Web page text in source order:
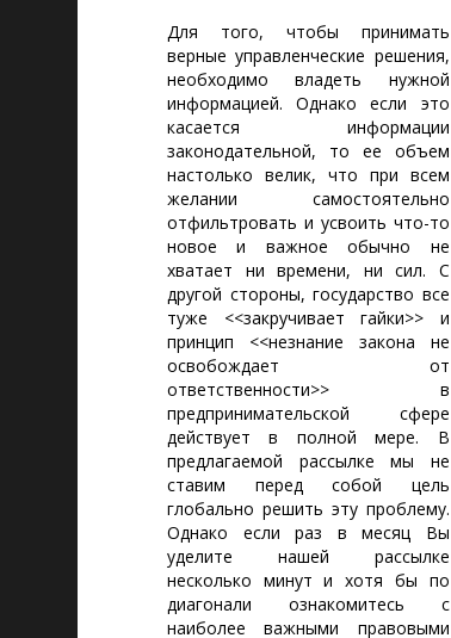
Для того, чтобы принимать
верные управленческие решения,
необходимо владеть нужной
информацией. Однако если это
касается информации
законодательной, то ее объем
настолько велик, что при всем
желании самостоятельно
отфильтровать и усвоить что-то
новое и важное обычно не
хватает ни времени, ни сил. С
другой стороны, государство все
туже <<закручивает гайки>> и
принцип <<незнание закона не
освобождает от
ответственности>> в
предпринимательской сфере
действует в полной мере. В
предлагаемой рассылке мы не
ставим перед собой цель
глобально решить эту проблему.
Однако если раз в месяц Вы
уделите нашей рассылке
несколько минут и хотя бы по
диагонали ознакомитесь с
наиболее важными правовыми